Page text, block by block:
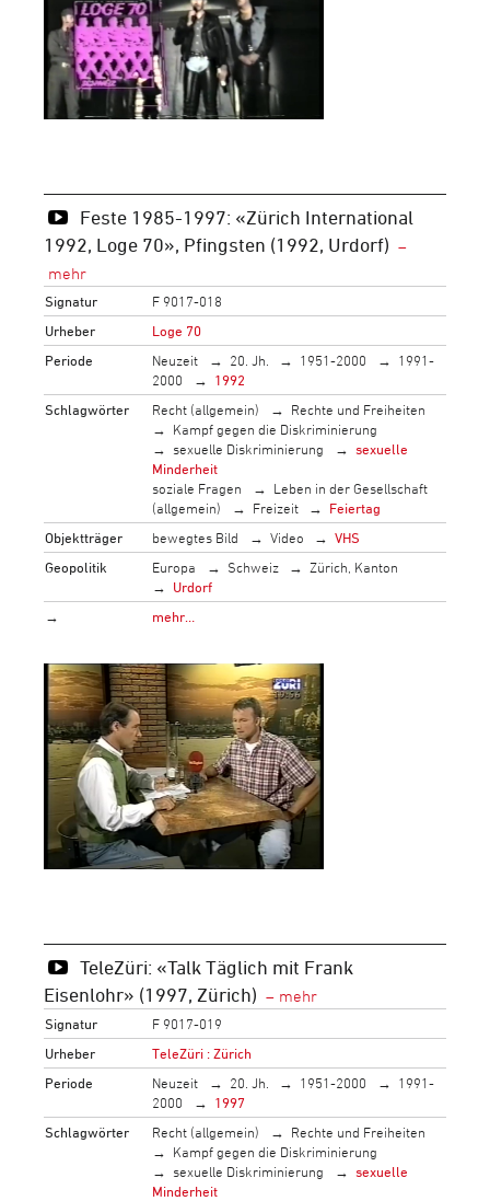
Feste 1985-1997: «Zürich International
1992, Loge 70», Pfingsten (1992, Urdorf)
Signatur
F 9017-018
Urheber
Loge 70
Periode
Neuzeit 20. Jh. 1951-2000
1991-
2000
1992
Schlagwörter
Recht (allgemein)
Rechte und Freiheiten
Kampf gegen die Diskriminierung
sexuelle Diskriminierung
sexuelle
Minderheit
soziale Fragen
Leben in der Gesellschaft
(allgemein)
Freizeit
Feiertag
Objektträger
bewegtes Bild Video
VHS
Geopolitik
Europa Schweiz
Zürich, Kanton
Urdorf
→
mehr…
TeleZüri: «Talk Täglich mit Frank
Eisenlohr» (1997, Zürich)
Signatur
F 9017-019
Urheber
TeleZüri : Zürich
Periode
Neuzeit 20. Jh. 1951-2000
1991-
2000
1997
Schlagwörter
Recht (allgemein)
Rechte und Freiheiten
Kampf gegen die Diskriminierung
sexuelle Diskriminierung
sexuelle
Minderheit